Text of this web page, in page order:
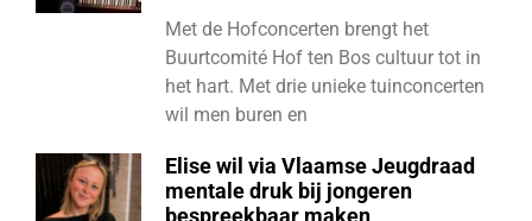
Met de Hofconcerten brengt het
Buurtcomité Hof ten Bos cultuur tot in
het hart. Met drie unieke tuinconcerten
wil men buren en
Elise wil via Vlaamse Jeugdraad
mentale druk bij jongeren
bespreekbaar maken